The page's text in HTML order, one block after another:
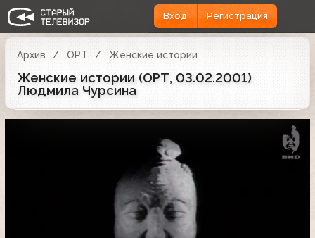
Вход Регистрация
Архив ОРТ Женские истории
Женские истории (ОРТ, 03.02.2001)
Людмила Чурсина